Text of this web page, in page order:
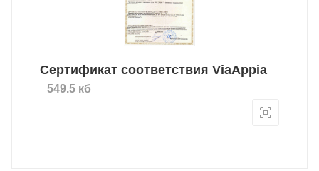
Сертификат соответствия ViaAppia
549.5 кб